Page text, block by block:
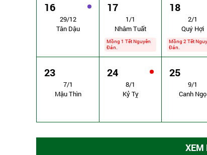
16
29/12
Tân Dậu
17
1/1
Nhâm Tuất
Mồng 1 Tết Nguyên
Đán.
18
2/1
Quý Hợi
Mồng 2 Tết
Đán.
23
7/1
Mậu Thìn
24
8/1
Kỷ Tỵ
25
9/1
Canh Ngọ
XEM